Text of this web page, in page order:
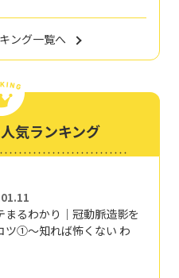
ング一覧へ
気ランキング
まるわかり｜冠動脈造影を
ツ①～知れば怖くない わ